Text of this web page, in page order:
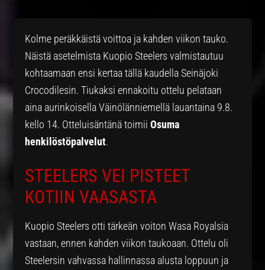
Kolme peräkkäistä voittoa ja kahden viikon tauko.
Näistä asetelmista Kuopio Steelers valmistautuu
kohtaamaan ensi kertaa tällä kaudella Seinäjoki
Crocodilesin. Tiukaksi ennakoitu ottelu pelataan
aina aurinkoisella Väinölänniemellä lauantaina 9.8.
kello 14. Otteluisäntänä toimiiOsuma
henkilöstöpalvelut.
STEELERS VEI PISTEET
KOTIIN VAASASTA
Kuopio Steelers otti tärkeän voiton Wasa Royalsia
vastaan, ennen kahden viikon taukoaan. Ottelu oli
Steelersin vahvassa hallinnassa alusta loppuun ja